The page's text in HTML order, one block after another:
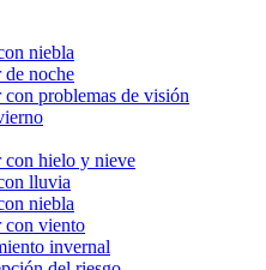
niebla
noche
problemas de visión
con hielo y nieve
lluvia
niebla
con viento
invernal